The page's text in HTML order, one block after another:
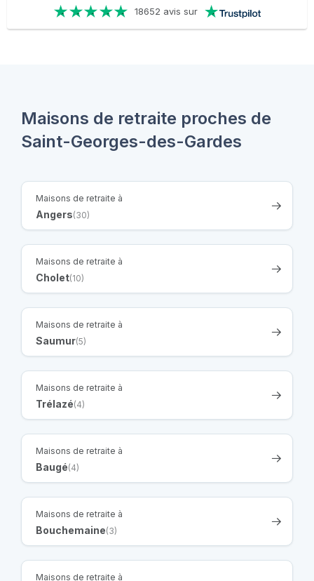
18652 avis sur
Maisons de retraite proches de
Saint-Georges-des-Gardes
Maisons de retraite à
Angers(30)
Maisons de retraite à
Cholet(10)
Maisons de retraite à
Saumur(5)
Maisons de retraite à
Trélazé(4)
Maisons de retraite à
Baugé(4)
Maisons de retraite à
Bouchemaine(3)
Maisons de retraite à